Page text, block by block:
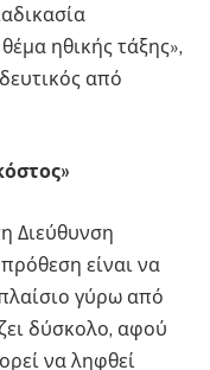
ηθικής τάξης»,
από
Διεύθυνση
είναι να
γύρω από
δύσκολο, αφού
να ληφθεί